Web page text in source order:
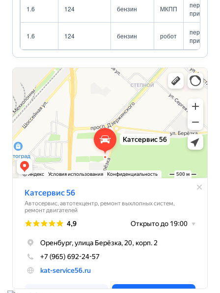
1.6 124 бензин МКПП
передний
привод
1.6 124 бензин робот
передний
привод